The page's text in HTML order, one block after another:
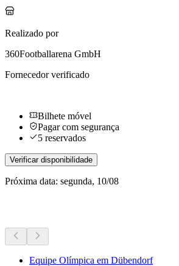
Realizado por
360Footballarena GmbH
Fornecedor verificado
Bilhete móvel
Pagar com segurança
5 reservados
Verificar disponibilidade
Próxima data: segunda, 10/08
Equipe Olímpica em Dübendorf